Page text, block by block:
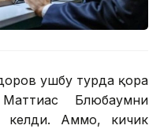
ушбу турда қора
Блюбаумни
келди. Аммо, кичик